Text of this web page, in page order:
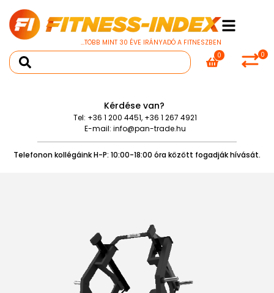
...TÖBB MINT 30 ÉVE IRÁNYADÓ A FITNESZBEN
0
0
Kérdése van?
Tel: +36 1 200 4451, +36 1 267 4921
E-mail: info@pan-trade.hu
Telefonon kollégáink H-P: 10:00-18:00 óra között fogadják hívását.